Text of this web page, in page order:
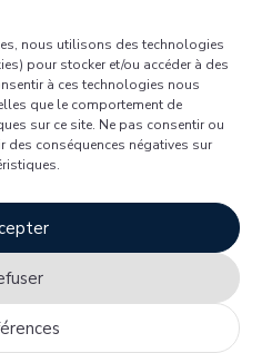
nous utilisons des technologies
pour stocker et/ou accéder à des
à ces technologies nous
que le comportement de
sur ce site. Ne pas consentir ou
des conséquences négatives sur
Ouest, bureau
4N4
© Copyright 2025 Bélanger